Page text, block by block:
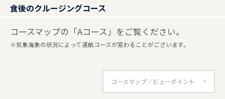
食後のクルージングコース
コースマップの「Aコース」をご覧ください。
※気象海象の状況によって運航コースが変わることがございます。
コースマップ／ビューポイント